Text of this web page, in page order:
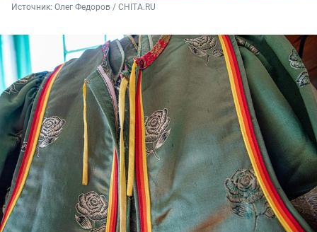
Источник: Олег Федоров / CHITA.RU